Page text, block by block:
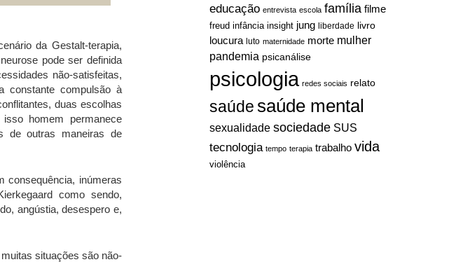
educação entrevista escola família filme
freud infância insight jung liberdade livro
loucura luto maternidade morte mulher
pandemia psicanálise
psicologia redes sociais relato
saúdesaúde mental
sexualidade sociedade SUS
tecnologia tempo terapia trabalho vida
violência
da Gestalt-terapia,
pode ser definida
não-satisfeitas,
constante compulsão à
duas escolhas
homem permanece
de outras maneiras de
consequência, inúmeras
como sendo,
angústia, desespero e,
situações são não-